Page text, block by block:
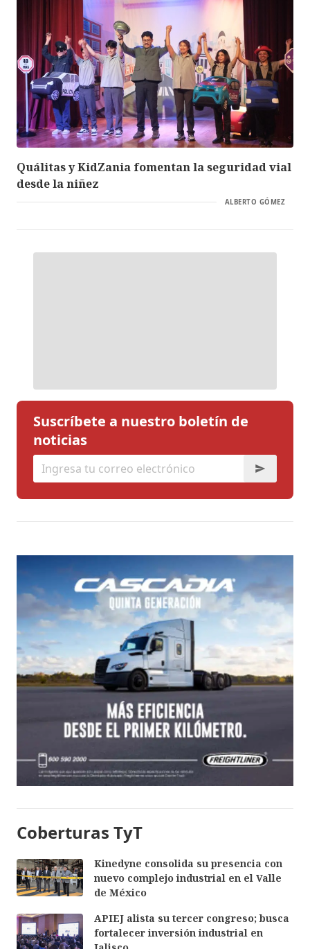
Quálitas y KidZania fomentan la seguridad vial
desde la niñez
ALBERTO GÓMEZ
Suscríbete a nuestro boletín de
noticias
Coberturas TyT
Kinedyne consolida su presencia con
nuevo complejo industrial en el Valle
de México
APIEJ alista su tercer congreso; busca
fortalecer inversión industrial en